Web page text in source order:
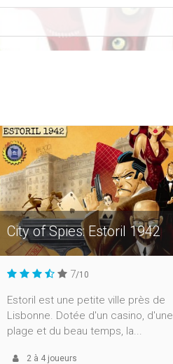
City of Spies: Estoril 1942
7/10
Estoril est une petite ville près de
Lisbonne. Dotée d'un casino, d'une
plage et du beau temps, la...
2 à 4joueurs